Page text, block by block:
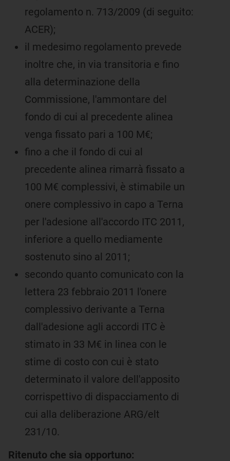
regolamento n. 713/2009 (di seguito:
ACER);
il medesimo regolamento prevede
inoltre che, in via transitoria e fino
alla determinazione della
Commissione, l'ammontare del
fondo di cui al precedente alinea
venga fissato pari a 100 M€;
fino a che il fondo di cui al
precedente alinea rimarrà fissato a
100 M€ complessivi, è stimabile un
onere complessivo in capo a Terna
per l'adesione all'accordo ITC 2011,
inferiore a quello mediamente
sostenuto sino al 2011;
secondo quanto comunicato con la
lettera 23 febbraio 2011 l'onere
complessivo derivante a Terna
dall'adesione agli accordi ITC è
stimato in 33 M€ in linea con le
stime di costo con cui è stato
determinato il valore dell'apposito
corrispettivo di dispacciamento di
cui alla deliberazione ARG/elt
231/10.
Ritenuto che sia opportuno: